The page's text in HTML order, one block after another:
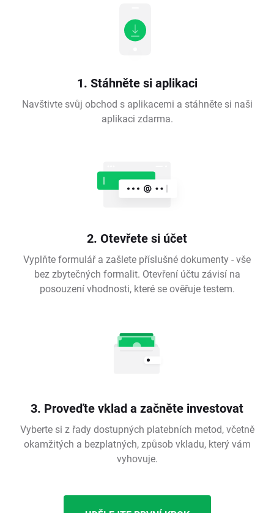
1. Stáhněte si aplikaci
Navštivte svůj obchod s aplikacemi a stáhněte si naši
aplikaci zdarma.
2. Otevřete si účet
Vyplňte formulář a zašlete příslušné dokumenty - vše
bez zbytečných formalit. Otevření účtu závisí na
posouzení vhodnosti, které se ověřuje testem.
3. Proveďte vklad a začněte investovat
Vyberte si z řady dostupných platebních metod, včetně
okamžitých a bezplatných, způsob vkladu, který vám
vyhovuje.